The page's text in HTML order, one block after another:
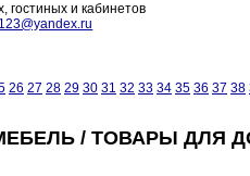
гостиных и кабинетов
26 27 28 29 30 31 32 33 34 35 36 37 38
/ ТОВАРЫ ДЛЯ